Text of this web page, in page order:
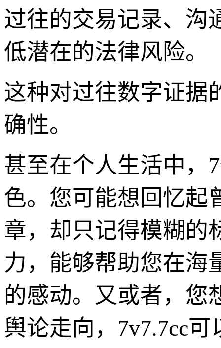
过往的交易记录、沟
低潜在的法律风险。
这种对过往数字证据
确性。
甚至在个人生活中，
色。您可能想回忆起
章，却只记得模糊的
力，能够帮助您在海
的感动。又或者，您
舆论走向，7v7.7cc